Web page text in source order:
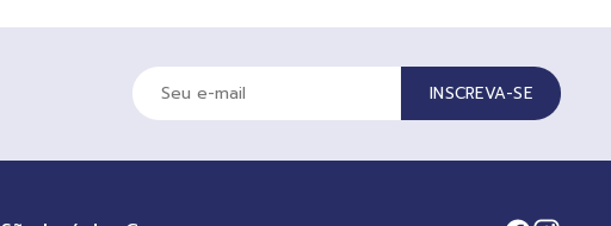
INSCREVA-SE